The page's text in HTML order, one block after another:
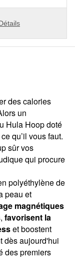
des calories
un
Hula Hoop doté
qu’il vous faut.
sûr vos
qui procure
polyéthylène de
peau et
magnétiques
, favorisent la
et boostent
dès aujourd'hui
des premiers